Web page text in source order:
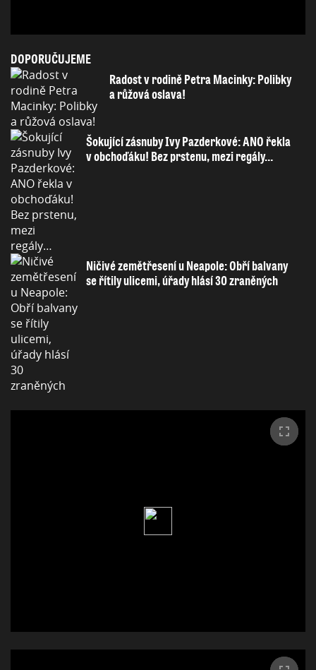
DOPORUČUJEME
Radost v rodině Petra Macinky: Polibky
a růžová oslava!
Šokující zásnuby Ivy Pazderkové: ANO řekla
v obchoďáku! Bez prstenu, mezi regály…
Ničivé zemětřesení u Neapole: Obří balvany
se řítily ulicemi, úřady hlásí 30 zraněných